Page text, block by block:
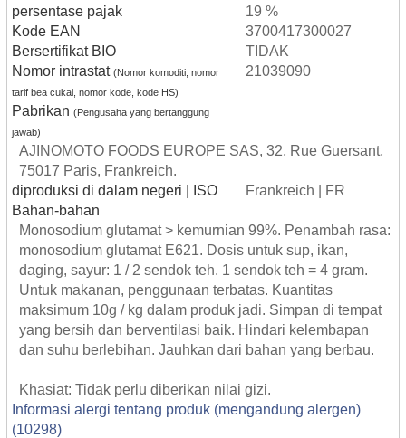
persentase pajak
19 %
Kode EAN
3700417300027
Bersertifikat BIO
TIDAK
Nomor intrastat (Nomor komoditi, nomor
tarif bea cukai, nomor kode, kode HS)
21039090
Pabrikan (Pengusaha yang bertanggung
jawab)
AJINOMOTO FOODS EUROPE SAS, 32, Rue Guersant,
75017 Paris, Frankreich.
diproduksi di dalam negeri | ISO
Frankreich | FR
Bahan-bahan
Monosodium glutamat > kemurnian 99%. Penambah rasa:
monosodium glutamat E621. Dosis untuk sup, ikan,
daging, sayur: 1 / 2 sendok teh. 1 sendok teh = 4 gram.
Untuk makanan, penggunaan terbatas. Kuantitas
maksimum 10g / kg dalam produk jadi. Simpan di tempat
yang bersih dan berventilasi baik. Hindari kelembapan
dan suhu berlebihan. Jauhkan dari bahan yang berbau.
Khasiat: Tidak perlu diberikan nilai gizi.
Informasi alergi tentang produk (mengandung alergen)
(10298)